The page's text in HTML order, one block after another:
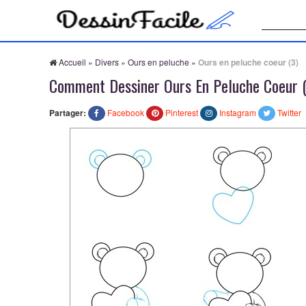
Accueil » Divers » Ours en peluche » Ours en peluche coeur (3)
Comment Dessiner Ours En Peluche Coeur
Partager: Facebook Pinterest Instagram Twitter